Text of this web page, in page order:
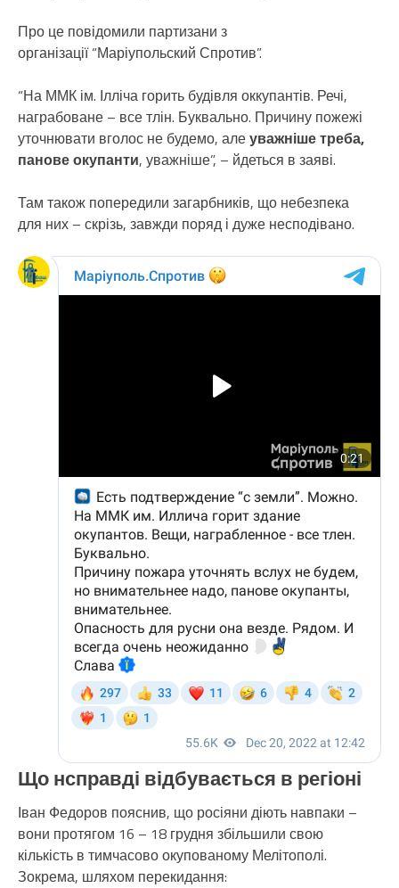
Про це повідомили партизани з
організації “Маріупольский Спротив”.
“На ММК ім. Ілліча горить будівля оккупантів. Речі,
награбоване – все тлін. Буквально. Причину пожежі
уточнювати вголос не будемо, алеуважніше треба,
панове окупанти, уважніше”, – йдеться в заяві.
Там також попередили загарбників, що небезпека
для них – скрізь, завжди поряд і дуже несподівано.
Що нсправді відбувається в регіоні
Іван Федоров пояснив, що росіяни діють навпаки –
вони протягом 16 – 18 грудня збільшили свою
кількість в тимчасово окупованому Мелітополі.
Зокрема, шляхом перекидання: